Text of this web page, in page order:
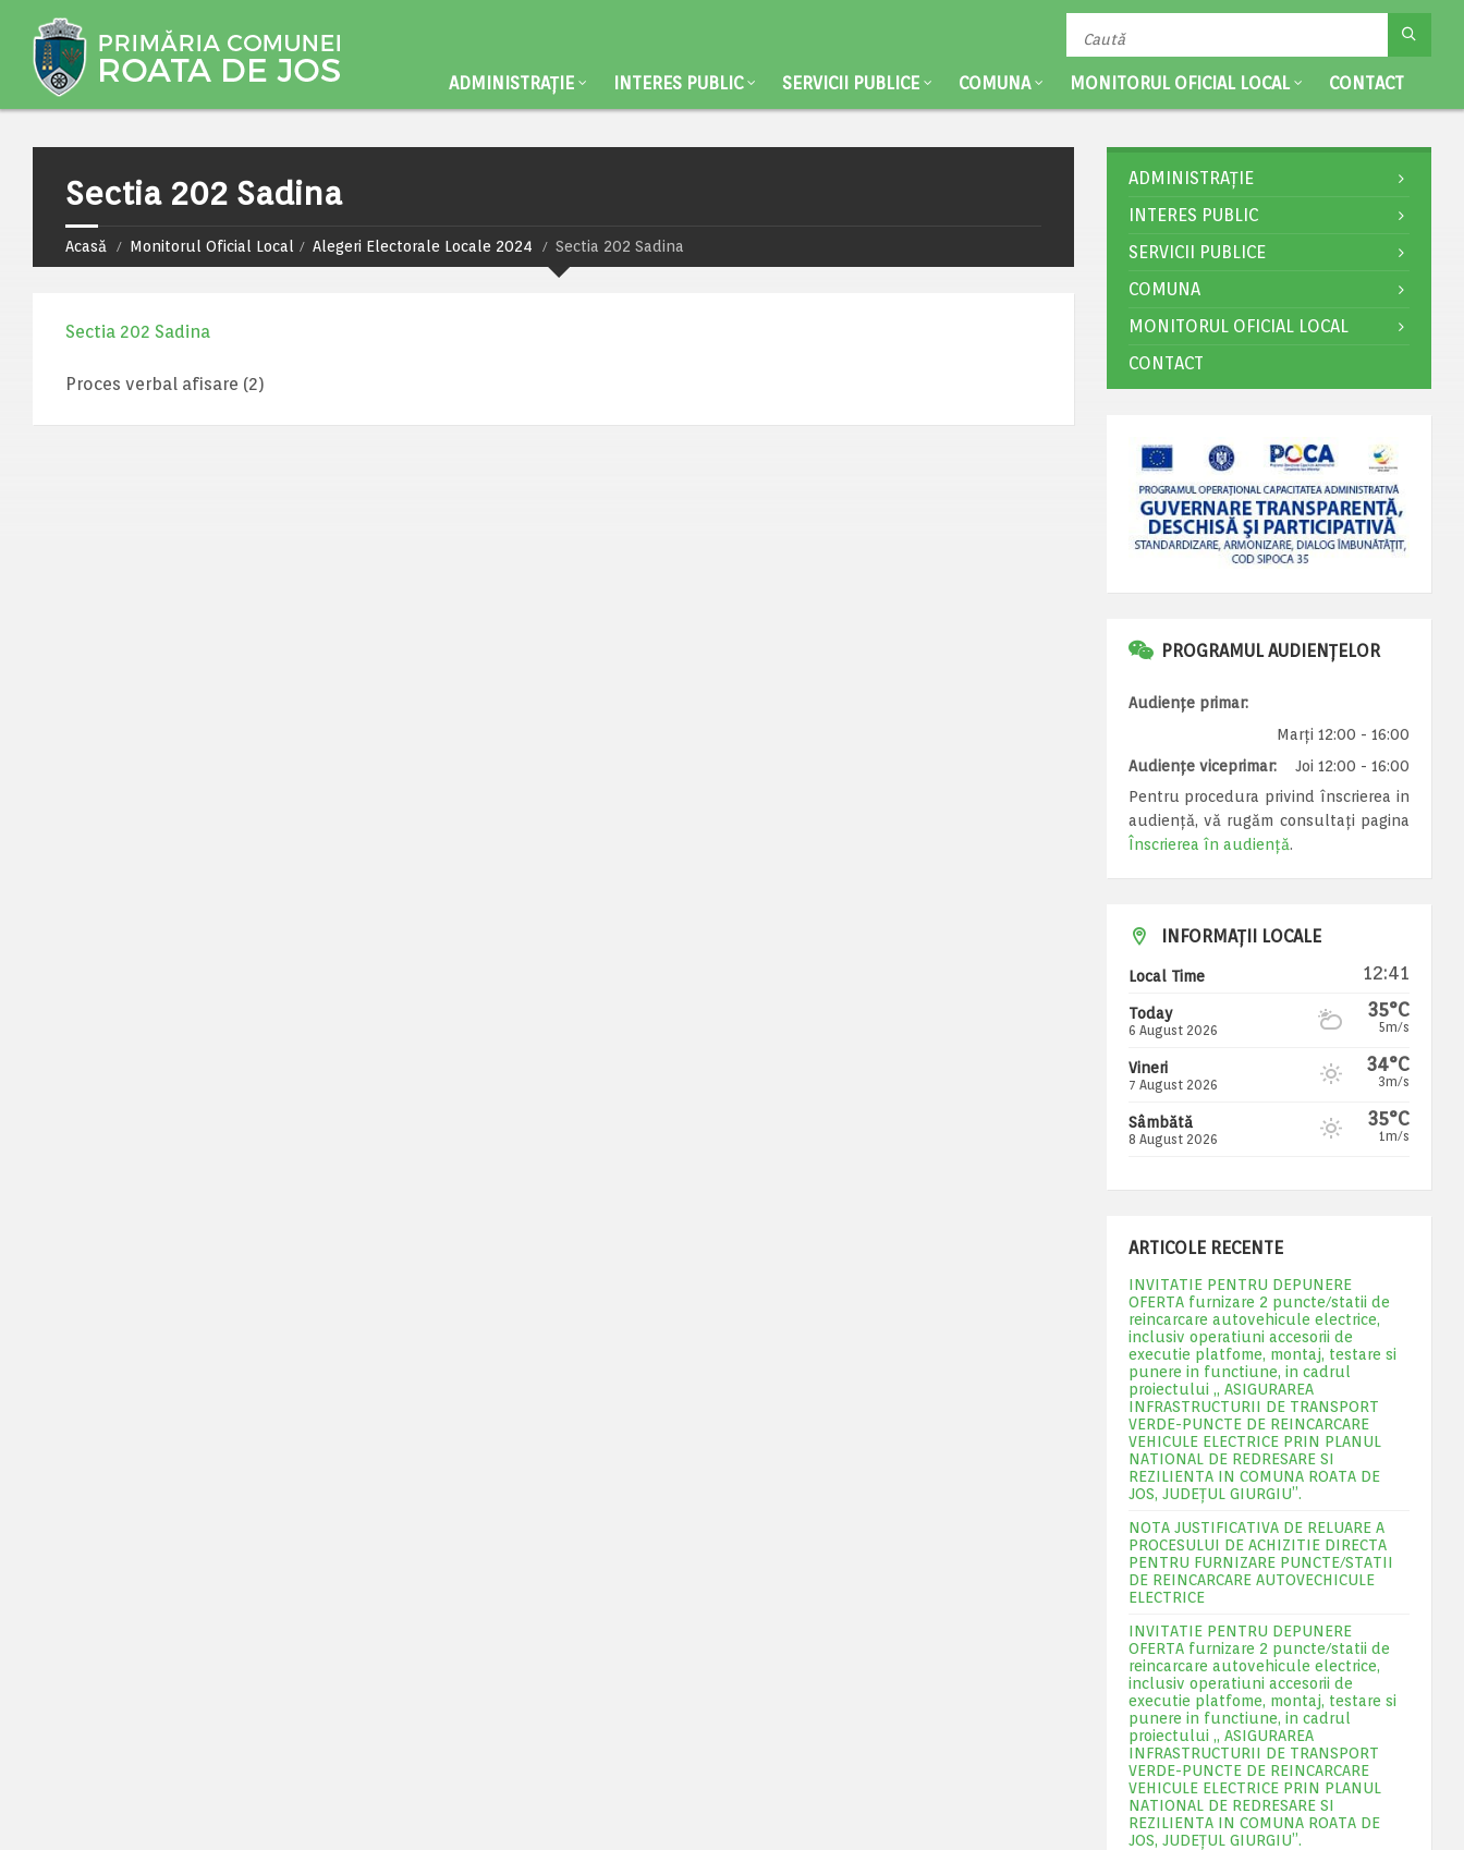
ADMINISTRAȚIE INTERES PUBLIC SERVICII PUBLICE COMUNA MONITORUL OFICIAL LOCAL CONTACT
Sectia 202 Sadina
Acasă Monitorul Oficial Local Alegeri Electorale Locale 2024 Sectia 202 Sadina
Sectia 202 Sadina
Proces verbal afisare (2)
ADMINISTRAȚIE
INTERES PUBLIC
SERVICII PUBLICE
COMUNA
MONITORUL OFICIAL LOCAL
CONTACT
PROGRAMUL AUDIENȚELOR
Audiențe primar:
Marți 12:00 - 16:00
Audiențe viceprimar:
Joi 12:00 - 16:00
Pentru procedura privind înscrierea in
audiență, vă rugăm consultați pagina
Înscrierea în audiență.
INFORMAȚII LOCALE
Local Time 12:41
Today
6 August 2026
35°C
5m/s
Vineri
7 August 2026
34°C
3m/s
Sâmbătă
8 August 2026
35°C
1m/s
ARTICOLE RECENTE
INVITATIE PENTRU DEPUNERE
OFERTA furnizare 2 puncte/statii de
reincarcare autovehicule electrice,
inclusiv operatiuni accesorii de
executie platfome, montaj, testare si
punere in functiune, in cadrul
proiectului „ ASIGURAREA
INFRASTRUCTURII DE TRANSPORT
VERDE-PUNCTE DE REINCARCARE
VEHICULE ELECTRICE PRIN PLANUL
NATIONAL DE REDRESARE SI
REZILIENTA IN COMUNA ROATA DE
JOS, JUDEŢUL GIURGIU”.
NOTA JUSTIFICATIVA DE RELUARE A
PROCESULUI DE ACHIZITIE DIRECTA
PENTRU FURNIZARE PUNCTE/STATII
DE REINCARCARE AUTOVECHICULE
ELECTRICE
INVITATIE PENTRU DEPUNERE
OFERTA furnizare 2 puncte/statii de
reincarcare autovehicule electrice,
inclusiv operatiuni accesorii de
executie platfome, montaj, testare si
punere in functiune, in cadrul
proiectului „ ASIGURAREA
INFRASTRUCTURII DE TRANSPORT
VERDE-PUNCTE DE REINCARCARE
VEHICULE ELECTRICE PRIN PLANUL
NATIONAL DE REDRESARE SI
REZILIENTA IN COMUNA ROATA DE
JOS, JUDEŢUL GIURGIU”.